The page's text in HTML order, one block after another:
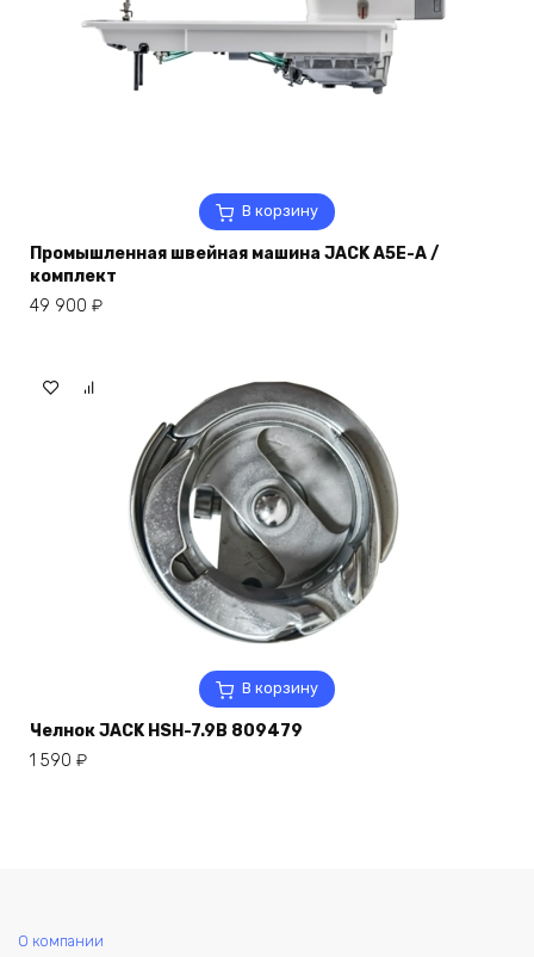
В корзину
Промышленная швейная машина JACK A5E-A /
комплект
49 900 ₽
В корзину
Челнок JACK HSH-7.9B 809479
1 590 ₽
О компании